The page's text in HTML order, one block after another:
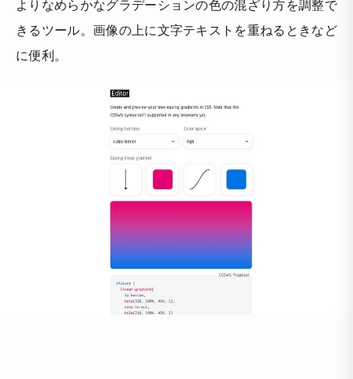
よりなめらかなグラデーションの色の混ざり方を調整で
きるツール。画像の上に文字テキストを重ねるときなど
に便利。